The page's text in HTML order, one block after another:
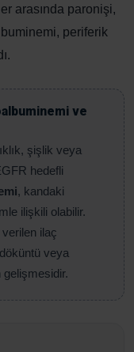
arasında paronişi,
periferik
ve
şişlik veya
hedefli
, kandaki
ilişkili olabilir.
ilaç
veya
gelişmesidir.